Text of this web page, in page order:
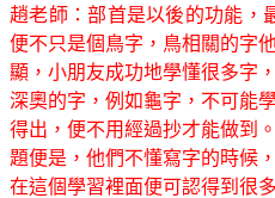
趙老師：部首是以後的功能，
便不只是個鳥字，鳥相關的字
顯，小朋友成功地學懂很多字
深奧的字，例如龜字，不可能
得出，便不用經過抄才能做到
題便是，他們不懂寫字的時候
在這個學習裡面便可認得到很